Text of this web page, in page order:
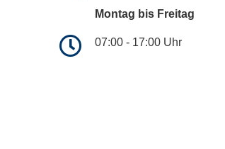
Montag bis Freitag
07:00 - 17:00 Uhr